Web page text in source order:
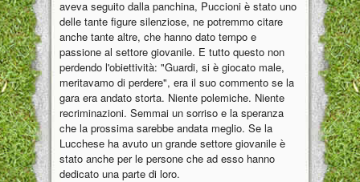
aveva seguito dalla panchina, Puccioni è stato uno
delle tante figure silenziose, ne potremmo citare
anche tante altre, che hanno dato tempo e
passione al settore giovanile. E tutto questo non
perdendo l'obiettività: "Guardi, si è giocato male,
meritavamo di perdere", era il suo commento se la
gara era andato storta. Niente polemiche. Niente
recriminazioni. Semmai un sorriso e la speranza
che la prossima sarebbe andata meglio. Se la
Lucchese ha avuto un grande settore giovanile è
stato anche per le persone che ad esso hanno
dedicato una parte di loro.